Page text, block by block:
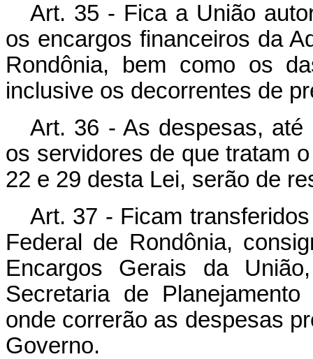
Art. 35 - Fica a União
os encargos financeiros da
Rondônia, bem como os
inclusive os decorrentes de
Art. 36 - As despesas,
os servidores de que tratam
22 e 29 desta Lei, serão de
Art. 37 - Ficam
Federal de Rondônia,
Encargos Gerais da
Secretaria de
onde correrão as despesas
Governo.